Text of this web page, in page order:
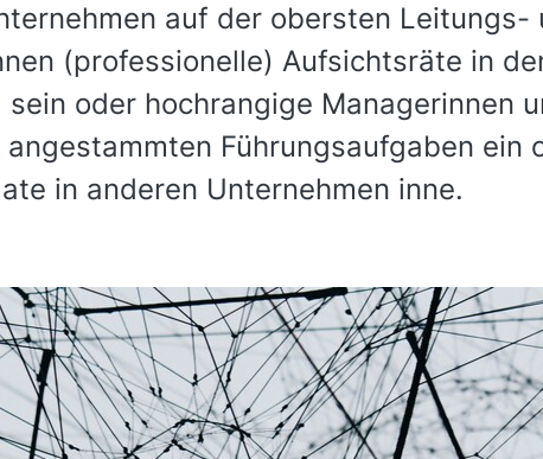
auf der obersten Leitungs-
(professionelle) Aufsichtsräte in
oder hochrangige Managerinnen
Führungsaufgaben ein
in anderen Unternehmen inne.